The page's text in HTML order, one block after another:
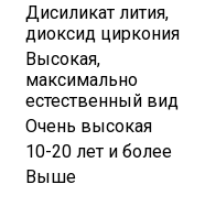
Дисиликат лития,
диоксид циркония
Высокая,
максимально
естественный вид
Очень высокая
10-20 лет и более
Выше